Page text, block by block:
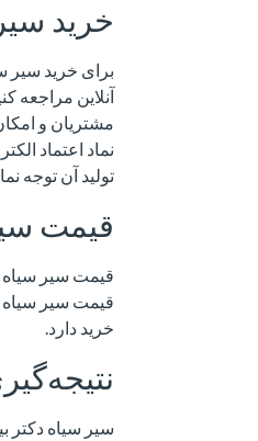
خرید
برای خرید سیر
آنلاین مراجعه
مشتریان و
نماد اعتماد
تولید آن توجه
قیمت
قیمت سیر سیاه
قیمت سیر سیاه
خرید دارد.
سیر سیاه دکتر